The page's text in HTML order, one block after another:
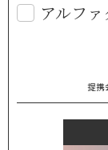
アルフ
提携